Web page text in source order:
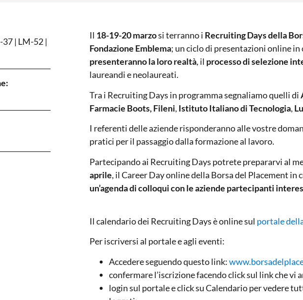
37 | LM-52 |
Il 18-19-20 marzosi terranno i Recruiting Days della
Fondazione Emblema; un ciclo di presentazioni online in
presenteranno la loro realtà, il processo di selezione
laureandi e neolaureati.
Tra i Recruiting Days in programma segnaliamo quelli di
Farmacie Boots, Fileni, Istituto Italiano di Tecnologia,
I referenti delle aziende risponderanno alle vostre
pratici per il passaggio dalla formazione al lavoro.
Partecipando ai Recruiting Days potrete prepararvi al
aprile, il Career Day online della Borsa del Placement in
un’agenda di colloqui con le aziende partecipanti
Il calendario dei Recruiting Days è online sul portale
Per iscriversi al portale e agli eventi:
Accedere seguendo questo link:
confermare l’iscrizione facendo click sul link che vi
login sul portale e click su Calendario per vedere